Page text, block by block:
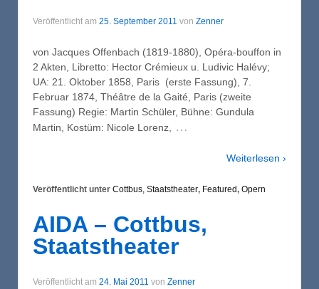
Veröffentlicht am 25. September 2011 von Zenner
von Jacques Offenbach (1819-1880), Opéra-bouffon in
2 Akten, Libretto: Hector Crémieux u. Ludivic Halévy;
UA: 21. Oktober 1858, Paris (erste Fassung), 7.
Februar 1874, Théâtre de la Gaité, Paris (zweite
Fassung) Regie: Martin Schüler, Bühne: Gundula
Martin, Kostüm: Nicole Lorenz,
…
Weiterlesen ›
Veröffentlicht unter Cottbus, Staatstheater, Featured, Opern
AIDA – Cottbus,
Staatstheater
Veröffentlicht am 24. Mai 2011 von Zenner